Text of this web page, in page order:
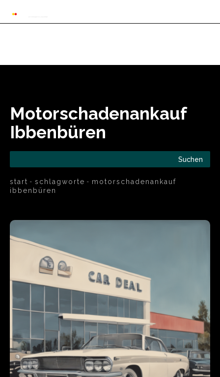
Motorschadenankauf
Ibbenbüren
Suchen
start schlagworte
motorschadenankauf
ibbenbüren